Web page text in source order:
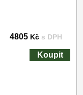
4805 Kč s DPH
Koupit